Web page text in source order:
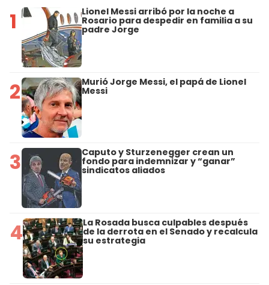
1 Lionel Messi arribó por la noche a
Rosario para despedir en familia a su
padre Jorge
2 Murió Jorge Messi, el papá de Lionel
Messi
3 Caputo y Sturzenegger crean un
fondo para indemnizar y “ganar”
sindicatos aliados
4 La Rosada busca culpables después
de la derrota en el Senado y recalcula
su estrategia